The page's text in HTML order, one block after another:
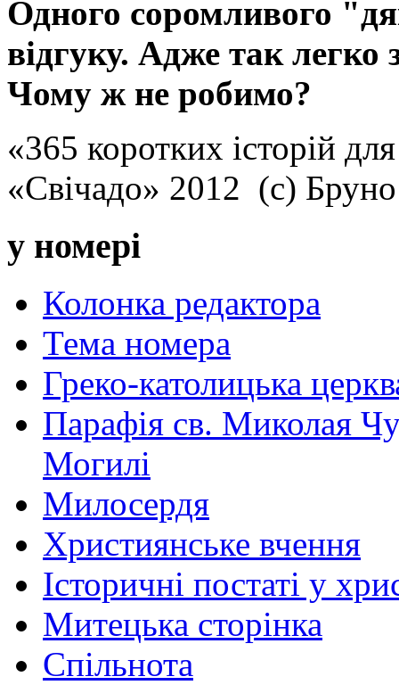
Одного соромливого
відгуку. Адже так
Чому ж не робимо?
«365 коротких історій
«Свічадо» 2012 (с)
у номері
Колонка редактора
Тема номера
Греко-католицька
Парафія св. Миколая
Могилі
Милосердя
Християнське вчення
Історичні постаті у
Митецька сторінка
Спільнота